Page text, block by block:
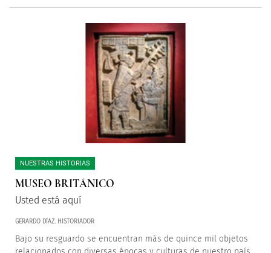
NUESTRAS HISTORIAS
MUSEO BRITÁNICO
Usted está aquí
GERARDO DÍAZ. HISTORIADOR
Bajo su resguardo se encuentran más de quince mil objetos